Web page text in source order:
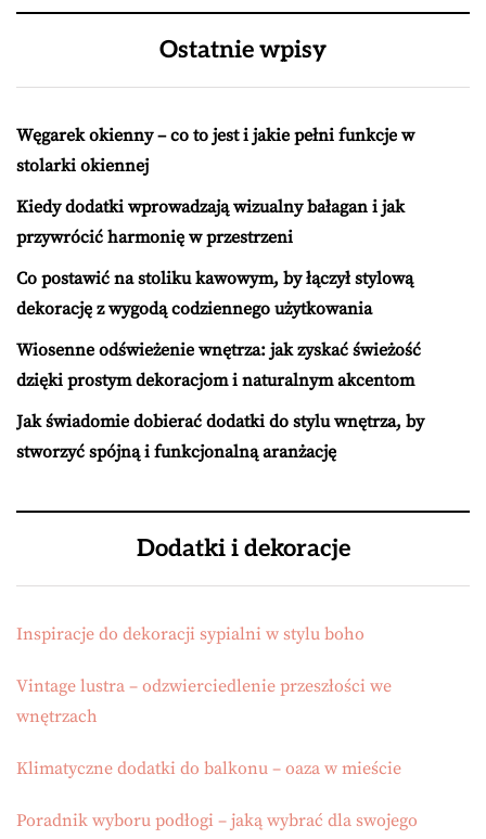
Ostatnie wpisy
Węgarek okienny – co to jest i jakie pełni funkcje w
stolarki okiennej
Kiedy dodatki wprowadzają wizualny bałagan i jak
przywrócić harmonię w przestrzeni
Co postawić na stoliku kawowym, by łączył stylową
dekorację z wygodą codziennego użytkowania
Wiosenne odświeżenie wnętrza: jak zyskać świeżość
dzięki prostym dekoracjom i naturalnym akcentom
Jak świadomie dobierać dodatki do stylu wnętrza, by
stworzyć spójną i funkcjonalną aranżację
Dodatki i dekoracje
Inspiracje do dekoracji sypialni w stylu boho
Vintage lustra – odzwierciedlenie przeszłości we
wnętrzach
Klimatyczne dodatki do balkonu – oaza w mieście
Poradnik wyboru podłogi – jaką wybrać dla swojego